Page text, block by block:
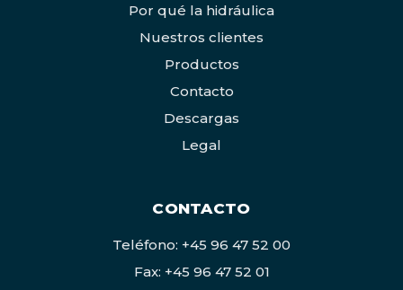
Por qué la hidráulica
Nuestros clientes
Productos
Contacto
Descargas
Legal
CONTACTO
Teléfono: +45 96 47 52 00
Fax: +45 96 47 52 01